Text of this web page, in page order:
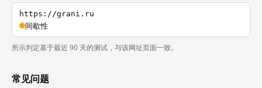
https://grani.ru
间歇性
所示判定基于最近 90 天的测试，与该网址页面一致。
常见问题